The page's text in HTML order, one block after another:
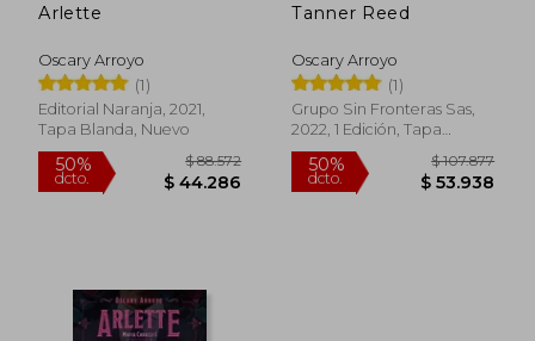
Arlette
Oscary Arroyo
(1)
Editorial Naranja, 2021,
Tapa Blanda, Nuevo
Tanner Reed
Oscary Arroyo
(1)
Grupo Sin Fronteras Sas,
2022, 1 Edición, Tapa
Blanda, Nuevo